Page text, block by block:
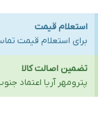
استعلام قیمت
برای استعلام قیمت
تضمین اصالت کالا
پترومهر آریا اعتماد